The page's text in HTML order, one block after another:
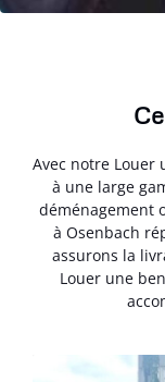
Avec notre Louer
à une large
déménagement
à Osenbach
assurons la
Louer une